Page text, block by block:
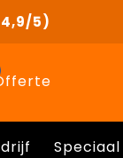
5)